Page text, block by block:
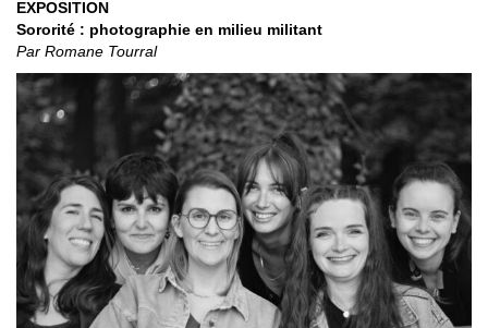
EXPOSITION
Sororité : photographie en milieu militant
Par Romane Tourral